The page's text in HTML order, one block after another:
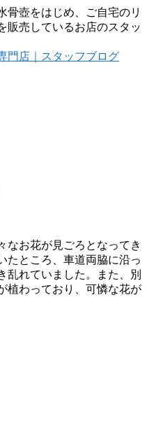
骨壺をはじめ、ご自宅のリ
販売しているお店のスタッ
門店｜スタッフブログ
なお花が見ごろとなってき
たところ、車道両脇に沿っ
乱れていました。また、別
植わっており、可憐な花が